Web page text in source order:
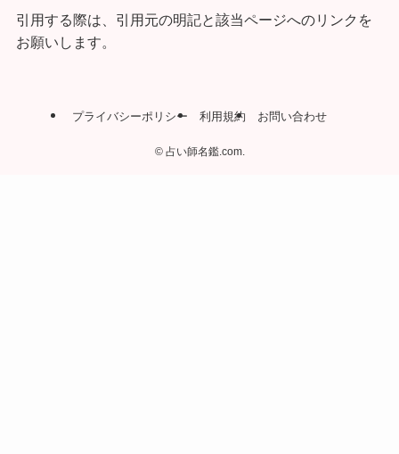
引用する際は、引用元の明記と該当ページへのリンクを
お願いします。
プライバシーポリシー 利用規約 お問い合わせ
©占い師名鑑.com.